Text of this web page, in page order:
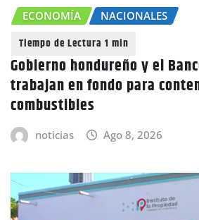
ECONOMÍA NACIONALES
Gobierno hondureño y el
trabajan en fondo para
combustibles
noticias Ago 8, 2026